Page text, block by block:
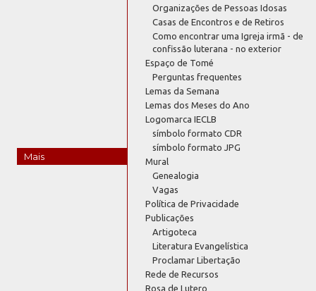
Mais
Organizações de Pessoas Idosas
Casas de Encontros e de Retiros
Como encontrar uma Igreja irmã - de
confissão luterana - no exterior
Espaço de Tomé
Perguntas frequentes
Lemas da Semana
Lemas dos Meses do Ano
Logomarca IECLB
símbolo formato CDR
símbolo formato JPG
Mural
Genealogia
Vagas
Política de Privacidade
Publicações
Artigoteca
Literatura Evangelística
Proclamar Libertação
Rede de Recursos
Rosa de Lutero